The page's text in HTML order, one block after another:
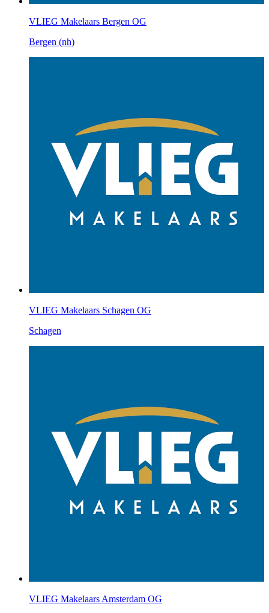
VLIEG Makelaars Bergen OG
Bergen (nh)
VLIEG Makelaars Schagen OG
Schagen
VLIEG Makelaars Amsterdam OG